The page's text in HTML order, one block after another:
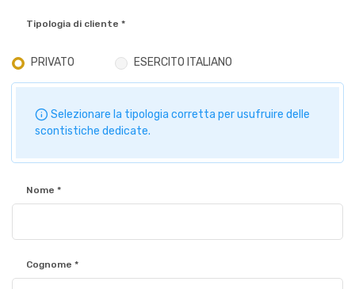
Tipologia di cliente *
PRIVATO ESERCITO ITALIANO
Selezionare la tipologia corretta per usufruire delle
scontistiche dedicate.
Nome *
Cognome *